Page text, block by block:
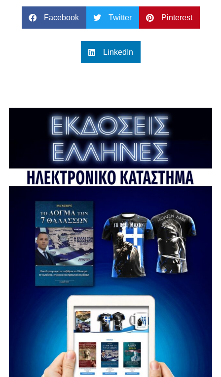
Facebook Twitter Pinterest
LinkedIn